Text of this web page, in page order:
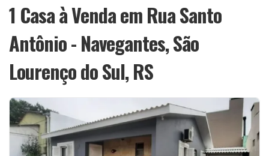
1 Casa à Venda em Rua Santo
Antônio - Navegantes, São
Lourenço do Sul, RS